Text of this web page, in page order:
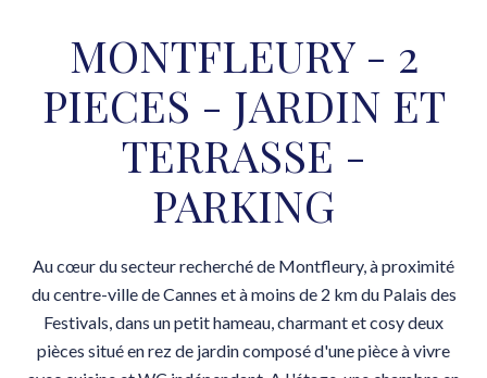
MONTFLEURY - 2
PIECES - JARDIN ET
TERRASSE -
PARKING
Au cœur du secteur recherché de Montfleury, à proximité
du centre-ville de Cannes et à moins de 2 km du Palais des
Festivals, dans un petit hameau, charmant et cosy deux
pièces situé en rez de jardin composé d'une pièce à vivre